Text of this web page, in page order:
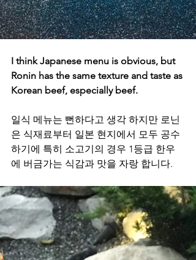
I think Japanese menu is obvious, but
Ronin has the same texture and taste as
Korean beef, especially beef.
일식 메뉴는 뻔하다고 생각 하지만 로닌
은 식재료부터 일본 현지에서 모두 공수
하기에 특히 소고기의 경우 1등급 한우
에 버금가는 식감과 맛을 자랑 합니다.